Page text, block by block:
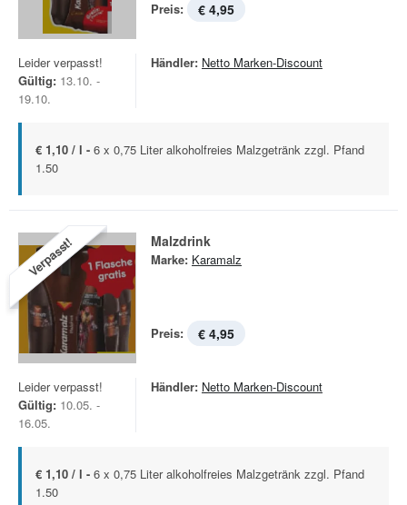
Preis: € 4,95
Leider verpasst!
Gültig: 13.10. -
19.10.
Händler: Netto Marken-Discount
€ 1,10 / l - 6 x 0,75 Liter alkoholfreies Malzgetränk zzgl. Pfand
1.50
Verpasst! Malzdrink
Marke: Karamalz
Preis: € 4,95
Leider verpasst!
Gültig: 10.05. -
16.05.
Händler: Netto Marken-Discount
€ 1,10 / l - 6 x 0,75 Liter alkoholfreies Malzgetränk zzgl. Pfand
1.50